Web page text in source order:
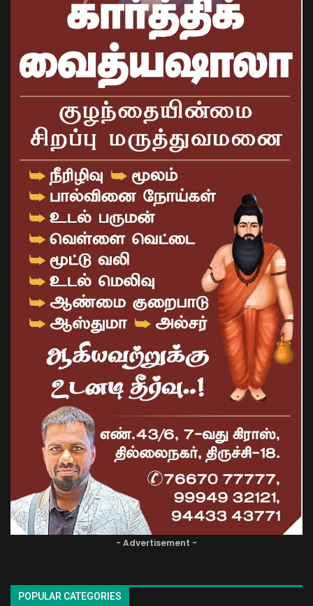
- Advertisement -
POPULAR CATEGORIES